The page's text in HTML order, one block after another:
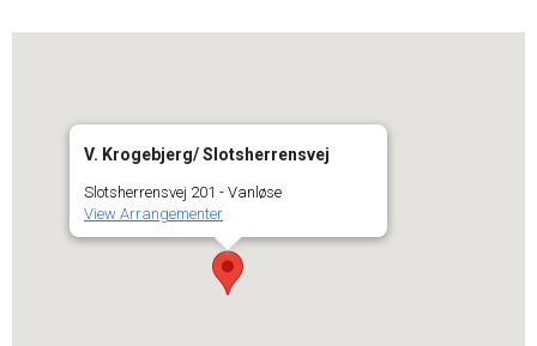
V. Krogebjerg/ Slotsherrensvej
Slotsherrensvej 201 - Vanløse
View Arrangementer